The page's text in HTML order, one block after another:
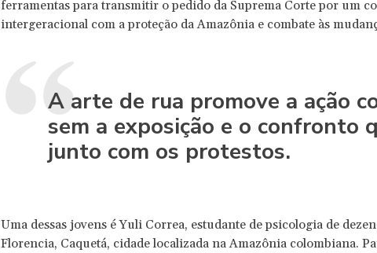
ferramentas para transmitir o pedido da Suprema Corte por um
intergeracional com a proteção da Amazônia e combate às
A arte de rua promove a ação
sem a exposição e o confronto
junto com os protestos.
Uma dessas jovens é Yuli Correa, estudante de psicologia de
Florencia, Caquetá, cidade localizada na Amazônia colombiana.